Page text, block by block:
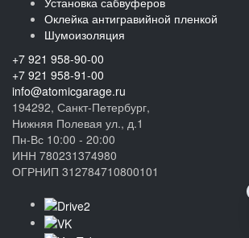
Оклейка антигравийной пленкой
Шумоизоляция
+7 921 958-90-00
+7 921 958-91-00
info@atomicgarage.ru
194292, Санкт-Петербург,
Нижняя Полевая ул., д.1
Пн-Вс 10:00 - 20:00
ИНН 780231374980
ОГРНИП 312784710800101